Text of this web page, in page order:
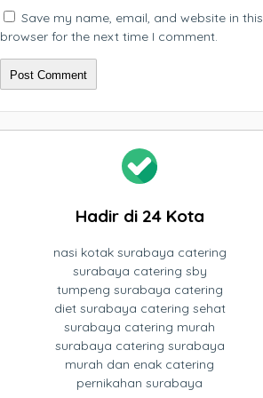
Save my name, email, and website in this
browser for the next time I comment.
Hadir di 24 Kota
nasi kotak surabaya catering
surabaya catering sby
tumpeng surabaya catering
diet surabaya catering sehat
surabaya catering murah
surabaya catering surabaya
murah dan enak catering
pernikahan surabaya